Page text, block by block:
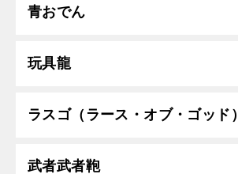
青おでん
玩具龍
ラスゴ（ラース・オブ・ゴッド）
武者武者鞄